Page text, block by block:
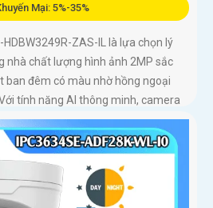
Mại: 5%-35%
ZAS-IL là lựa chọn lý
nhà chất lượng hình ảnh 2MP sắc
ban đêm có màu nhờ hồng ngoại
tính năng AI thông minh, camera
xác người và phương tiện, hỗ trợ ghi
lưu trữ tối đa 512GB qua khe thẻ
đặt dễ dàng